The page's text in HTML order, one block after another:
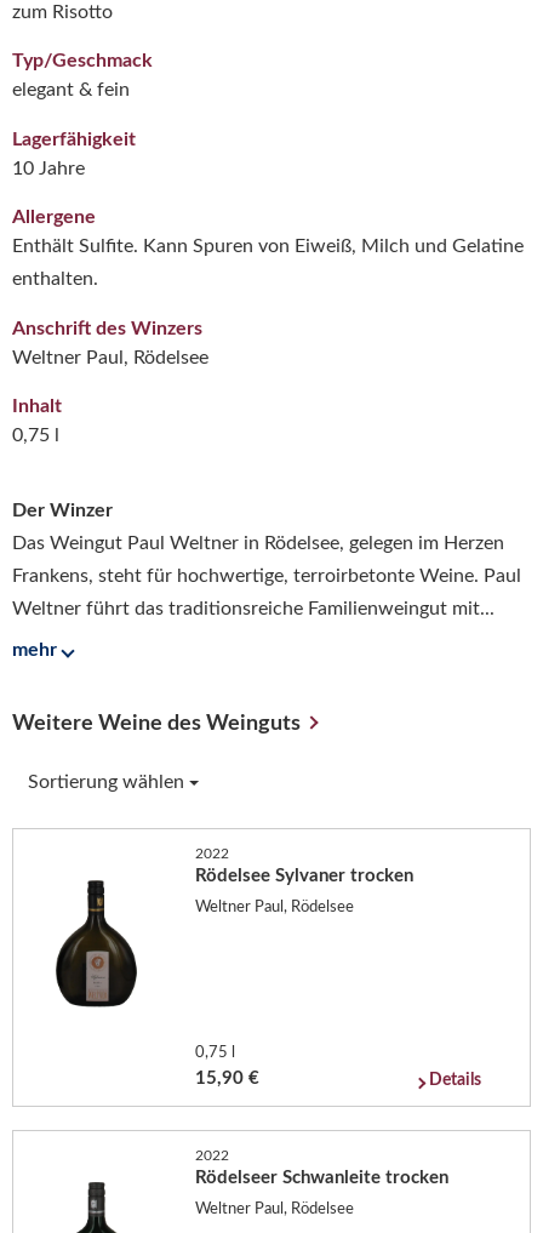
Der Winzer
Das Weingut Paul Weltner in Rödelsee, gelegen im Herzen
Frankens, steht für hochwertige, terroirbetonte Weine. Paul
Weltner führt das traditionsreiche Familienweingut mit...
mehr
zum Risotto
Typ/Geschmack
elegant & fein
Lagerfähigkeit
10 Jahre
Allergene
Enthält Sulfite. Kann Spuren von Eiweiß, Milch und Gelatine
enthalten.
Anschrift des Winzers
Weltner Paul, Rödelsee
Inhalt
0,75 l
Weitere Weine des Weinguts
Sortierung wählen
2022
Rödelsee Sylvaner trocken
Weltner Paul, Rödelsee
0,75 l
15,90 € Details
2022
Rödelseer Schwanleite trocken
Weltner Paul, Rödelsee